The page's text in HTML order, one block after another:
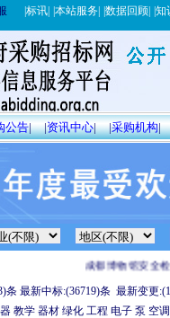
标讯 本站服务 数据回顾 知
公告| |资讯中心| |采购机构|
成都博物馆安全
)条 最新中标:(36719)条 最新变更:(
教学 器材 绿化 工程 电子 泵 空调